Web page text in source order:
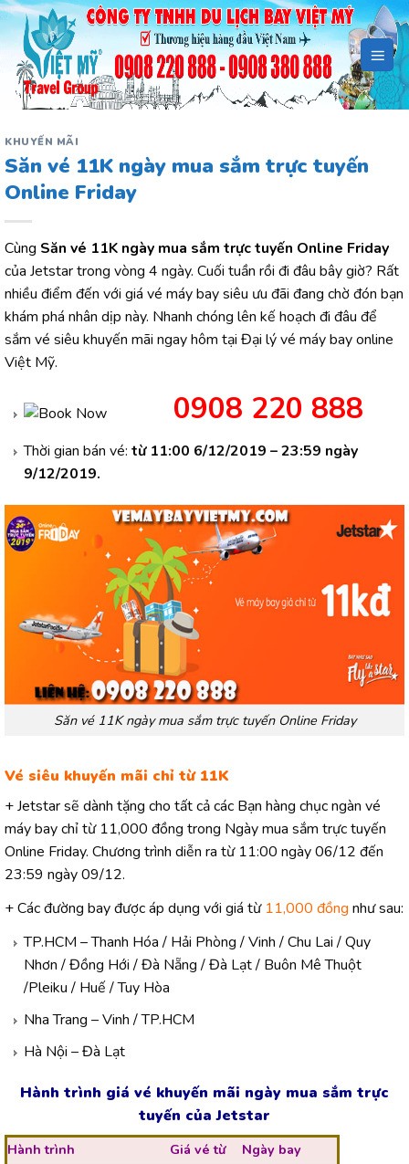
Bỏ
qua
dung
KHUYẾN MÃI
Săn vé 11K ngày mua sắm trực tuyến
Online Friday
Cùng Săn vé 11K ngày mua sắm trực tuyến Online Friday
của Jetstar trong vòng 4 ngày. Cuối tuần rồi đi đâu bây giờ? Rất
nhiều điểm đến với giá vé máy bay siêu ưu đãi đang chờ đón bạn
khám phá nhân dịp này. Nhanh chóng lên kế hoạch đi đâu để
sắm vé siêu khuyến mãi ngay hôm tại Đại lý vé máy bay online
Việt Mỹ.
0908 220 888
Thời gian bán vé: từ 11:00 6/12/2019 – 23:59 ngày
9/12/2019.
Săn vé 11K ngày mua sắm trực tuyến Online Friday
Vé siêu khuyến mãi chỉ từ 11K
+ Jetstar sẽ dành tặng cho tất cả các Bạn hàng chục ngàn vé
máy bay chỉ từ 11,000 đồng trong Ngày mua sắm trực tuyến
Online Friday. Chương trình diễn ra từ 11:00 ngày 06/12 đến
23:59 ngày 09/12.
+ Các đường bay được áp dụng với giá từ 11,000 đồng như sau:
TP.HCM – Thanh Hóa / Hải Phòng / Vinh / Chu Lai / Quy
Nhơn / Đồng Hới / Đà Nẵng / Đà Lạt / Buôn Mê Thuột
/Pleiku / Huế / Tuy Hòa
Nha Trang – Vinh / TP.HCM
Hà Nội – Đà Lạt
Hành trình giá vé khuyến mãi ngày mua sắm trực
tuyến của Jetstar
Hành trình Giá vé từ
Ngày bay